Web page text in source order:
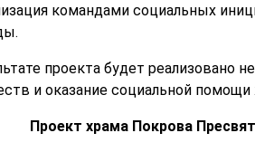
командами социальных
проекта будет реализовано
и оказание социальной
Проект храма Покрова